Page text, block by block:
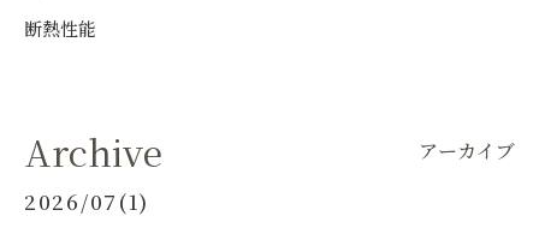
断熱性能
Archive アーカイブ
2026/07(1)